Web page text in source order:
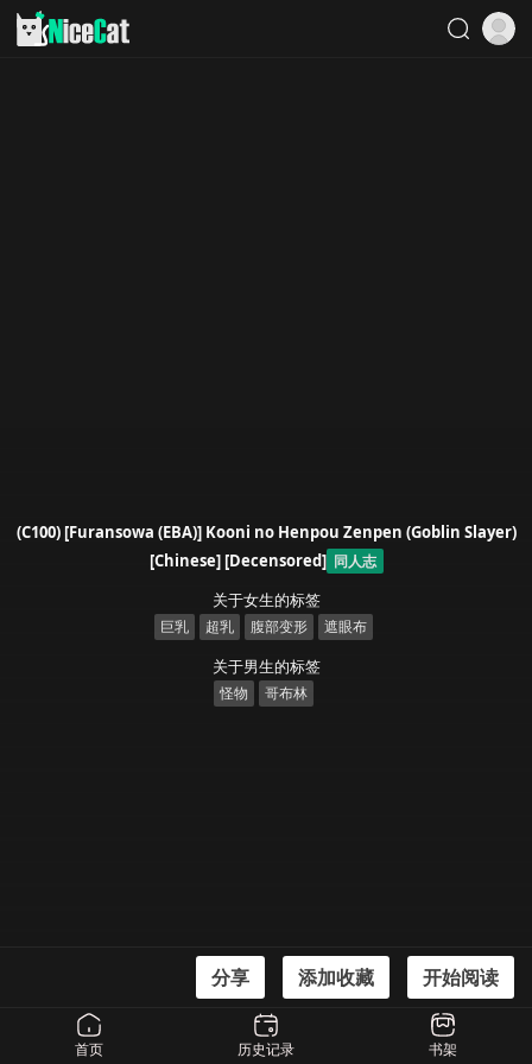
(C100) [Furansowa (EBA)] Kooni no Henpou Zenpen (Goblin Slayer)
[Chinese] [Decensored] 同人志
关于女生的标签
巨乳 超乳 腹部变形 遮眼布
关于男生的标签
怪物 哥布林
(C100) [Furansowa (EBA)] Kooni no Henpou Zenpen (Goblin Slayer) [Chinese]
[Decensored]
分享 添加收藏 开始阅读
首页 历史记录 书架